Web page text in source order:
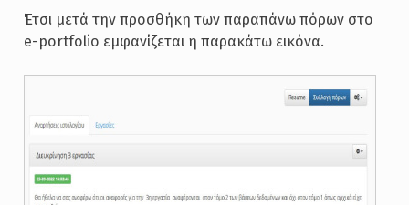
Έτσι μετά την προσθήκη των παραπάνω πόρων στο
e-portfolio εμφανίζεται η παρακάτω εικόνα.